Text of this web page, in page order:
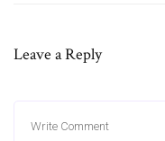
Leave a Reply